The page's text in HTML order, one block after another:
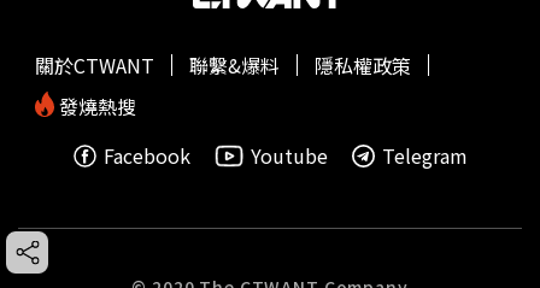
關於CTWANT 聯繫&爆料
隱私權政策
發燒熱搜
Facebook
Youtube Telegram